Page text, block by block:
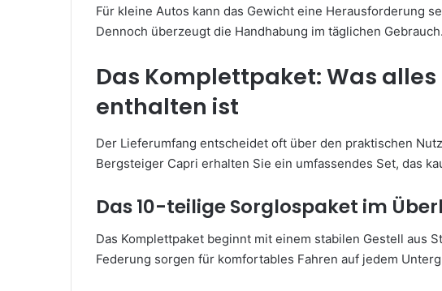
Für kleine Autos kann das Gewicht eine Herausforderung
Dennoch überzeugt die Handhabung im täglichen Gebrauch.
Das Komplettpaket: Was
enthalten ist
Der Lieferumfang entscheidet oft über den praktischen
Bergsteiger Capri erhalten Sie ein umfassendes Set, das
Das 10-teilige Sorglospaket im
Das Komplettpaket beginnt mit einem stabilen Gestell aus
Federung sorgen für komfortables Fahren auf jedem